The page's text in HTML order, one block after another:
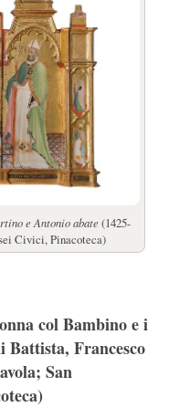
e Antonio abate (1425-
Civici, Pinacoteca)
col Bambino e i
Battista, Francesco
San